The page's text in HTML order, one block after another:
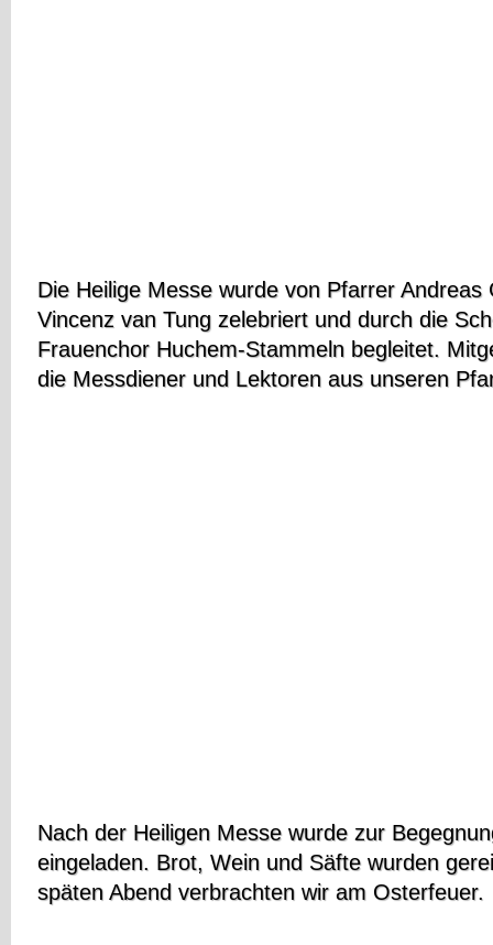
Die Heilige Messe wurde von Pfarrer Andreas
Vincenz van Tung zelebriert und durch die
Frauenchor Huchem-Stammeln begleitet.
die Messdiener und Lektoren aus unseren
Nach der Heiligen Messe wurde zur
eingeladen. Brot, Wein und Säfte wurden
späten Abend verbrachten wir am Osterfeuer.